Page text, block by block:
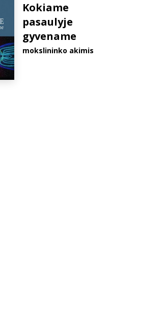
Kokiame
pasaulyje
gyvename
mokslininko akimis